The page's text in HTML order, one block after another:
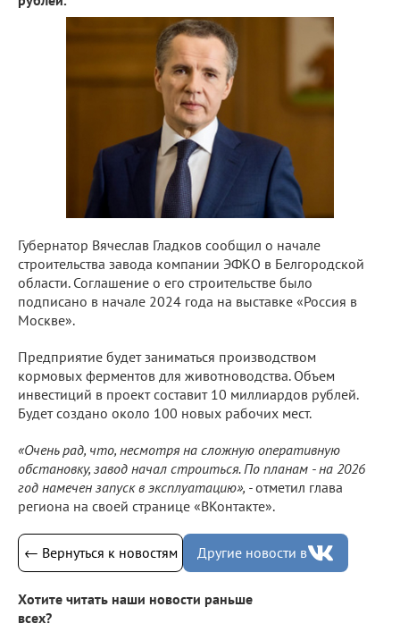
Губернатор Вячеслав Гладков сообщил о начале
строительства завода компании ЭФКО в Белгородской
области. Соглашение о его строительстве было
подписано в начале 2024 года на выставке «Россия в
Москве».
Предприятие будет заниматься производством
кормовых ферментов для животноводства. Объем
инвестиций в проект составит 10 миллиардов рублей.
Будет создано около 100 новых рабочих мест.
«Очень рад, что, несмотря на сложную оперативную
обстановку, завод начал строиться. По планам - на 2026
год намечен запуск в эксплуатацию», -отметил глава
региона на своей странице «ВКонтакте».
← Вернуться к новостям Другие новости в
Хотите читать наши новости раньше
всех?